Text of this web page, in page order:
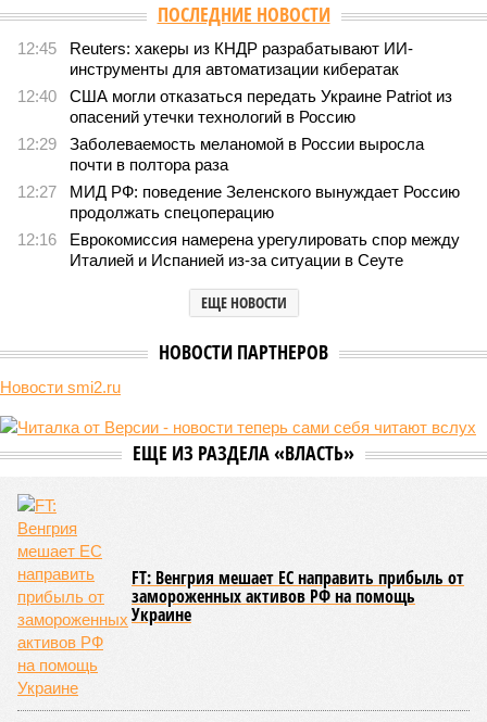
ПОСЛЕДНИЕ НОВОСТИ
12:45
Reuters: хакеры из КНДР разрабатывают ИИ-
инструменты для автоматизации кибератак
12:40
США могли отказаться передать Украине Patriot из
опасений утечки технологий в Россию
12:29
Заболеваемость меланомой в России выросла
почти в полтора раза
12:27
МИД РФ: поведение Зеленского вынуждает Россию
продолжать спецоперацию
12:16
Еврокомиссия намерена урегулировать спор между
Италией и Испанией из-за ситуации в Сеуте
ЕЩЕ НОВОСТИ
НОВОСТИ ПАРТНЕРОВ
Новости smi2.ru
ЕЩЕ ИЗ РАЗДЕЛА «ВЛАСТЬ»
FT: Венгрия мешает ЕС направить прибыль от
замороженных активов РФ на помощь
Украине